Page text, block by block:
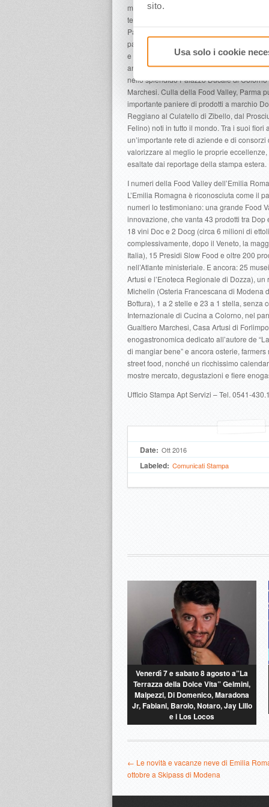
sito.
Usa solo i cookie
museale legato al cibo. Ecco le gustose
territorio: il Museo del Prosciutto di Parma
Parmigiano Reggiano a Soragna e del
passando per il Museo del Vino a Sala
e del Pomodoro a Collecchio
anche sede dell’Alma, la Scuola
nello splendido Palazzo Ducale di
Marchesi. Culla della Food Valley, Parma
importante paniere di prodotti a marchio
Reggiano al Culatello di Zibello, dal
Felino) noti in tutto il mondo. Tra i suoi fiori
un’importante rete di aziende e di
valorizzare al meglio le proprie
esaltate dai reportage della stampa estera.
I numeri della Food Valley dell’Emilia
L’Emilia Romagna è riconosciuta come il
numeri lo testimoniano: una grande Food
innovazione, che vanta 43 prodotti tra Dop
18 vini Doc e 2 Docg (circa 6 milioni di
complessivamente, dopo il Veneto, la
Italia), 15 Presidi Slow Food e oltre 200
nell’Atlante ministeriale. E ancora: 25
Artusi e l’Enoteca Regionale di Dozza), un
Michelin (Osteria Francescana di Modena
Bottura), 1 a 2 stelle e 23 a 1 stella, senza
Internazionale di Cucina a Colorno, nel
Gualtiero Marchesi, Casa Artusi di
enogastronomica dedicato all’autore de
di mangiar bene” e ancora osterie,
street food, nonché un ricchissimo
mostre mercato, degustazioni e fiere
Ufficio Stampa Apt Servizi – Tel. 0541-
Date: Ott 2016
Labeled: Comunicati Stampa
Venerdì 7 e sabato 8 agosto a”La
Terrazza della Dolce Vita” Gelmini,
Malpezzi, Di Domenico, Maradona
Jr, Fabiani, Barolo, Notaro, Jay Lillo
e i Los Locos
← Le novità e vacanze neve di Emilia
ottobre a Skipass di Modena